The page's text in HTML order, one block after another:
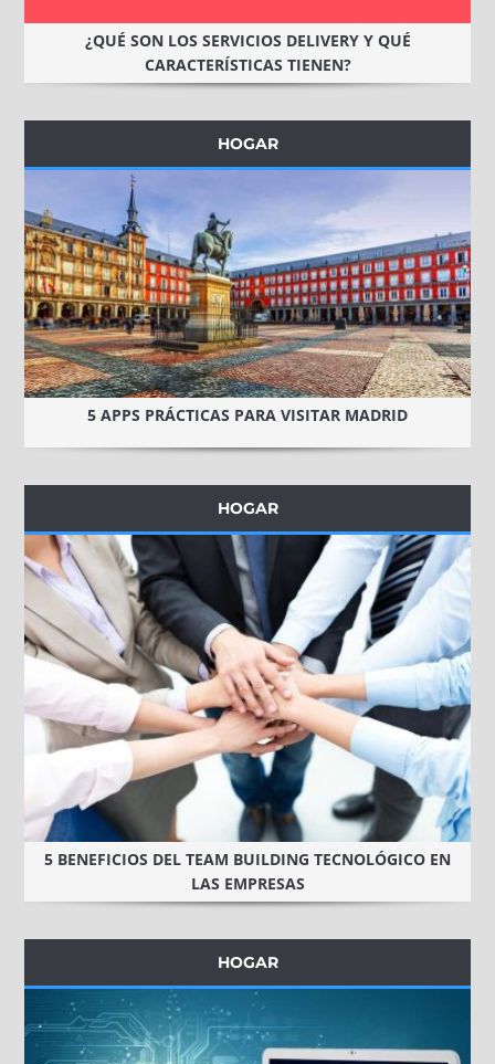
¿QUÉ SON LOS SERVICIOS DELIVERY Y QUÉ
CARACTERÍSTICAS TIENEN?
HOGAR
5 APPS PRÁCTICAS PARA VISITAR MADRID
HOGAR
5 BENEFICIOS DEL TEAM BUILDING TECNOLÓGICO EN
LAS EMPRESAS
HOGAR